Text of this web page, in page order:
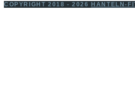
COPYRIGHT 2018 - 2026 HANTELN-